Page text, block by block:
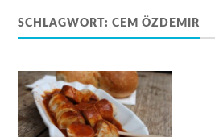
SCHLAGWORT:CEM ÖZDEMIR